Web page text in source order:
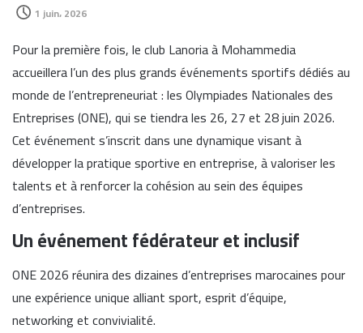
1 juin، 2026
Pour la première fois, le club Lanoria à Mohammedia
accueillera l’un des plus grands événements sportifs dédiés au
monde de l’entrepreneuriat : les Olympiades Nationales des
Entreprises (ONE), qui se tiendra les 26, 27 et 28 juin 2026.
Cet événement s’inscrit dans une dynamique visant à
développer la pratique sportive en entreprise, à valoriser les
talents et à renforcer la cohésion au sein des équipes
d’entreprises.
Un événement fédérateur et inclusif
ONE 2026 réunira des dizaines d’entreprises marocaines pour
une expérience unique alliant sport, esprit d’équipe,
networking et convivialité.